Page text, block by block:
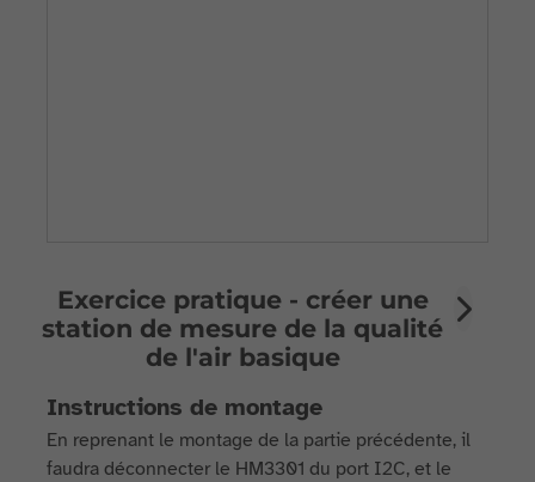
Exercice pratique - créer une
station de mesure de la qualité
de l'air basique
Instructions de montage
En reprenant le montage de la partie précédente, il
faudra déconnecter le HM3301 du port I2C, et le